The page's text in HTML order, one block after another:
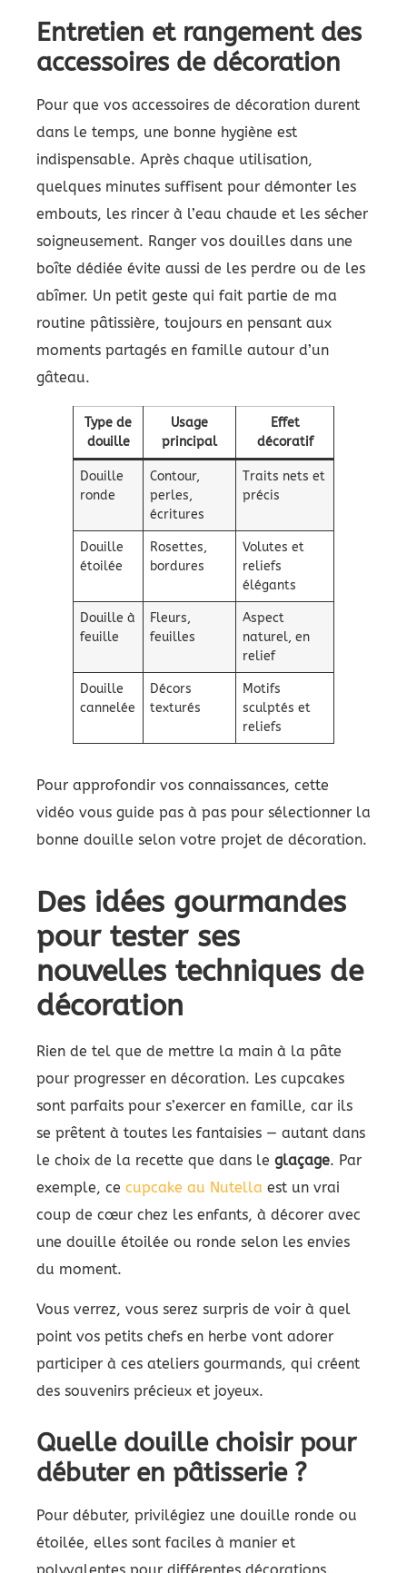
Entretien et rangement des
accessoires de décoration
Pour que vos accessoires de décoration durent
dans le temps, une bonne hygiène est
indispensable. Après chaque utilisation,
quelques minutes suffisent pour démonter les
embouts, les rincer à l’eau chaude et les sécher
soigneusement. Ranger vos douilles dans une
boîte dédiée évite aussi de les perdre ou de les
abîmer. Un petit geste qui fait partie de ma
routine pâtissière, toujours en pensant aux
moments partagés en famille autour d’un
gâteau.
Type de
douille
Usage
principal
Effet
décoratif
Douille
ronde
Contour,
perles,
écritures
Traits nets et
précis
Douille
étoilée
Rosettes,
bordures
Volutes et
reliefs
élégants
Douille à
feuille
Fleurs,
feuilles
Aspect
naturel, en
relief
Douille
cannelée
Décors
texturés
Motifs
sculptés et
reliefs
Pour approfondir vos connaissances, cette
vidéo vous guide pas à pas pour sélectionner la
bonne douille selon votre projet de décoration.
Des idées gourmandes
pour tester ses
nouvelles techniques de
décoration
Rien de tel que de mettre la main à la pâte
pour progresser en décoration. Les cupcakes
sont parfaits pour s’exercer en famille, car ils
se prêtent à toutes les fantaisies — autant dans
le choix de la recette que dans le glaçage. Par
exemple, ce cupcake au Nutella est un vrai
coup de cœur chez les enfants, à décorer avec
une douille étoilée ou ronde selon les envies
du moment.
Vous verrez, vous serez surpris de voir à quel
point vos petits chefs en herbe vont adorer
participer à ces ateliers gourmands, qui créent
des souvenirs précieux et joyeux.
Quelle douille choisir pour
débuter en pâtisserie ?
Pour débuter, privilégiez une douille ronde ou
étoilée, elles sont faciles à manier et